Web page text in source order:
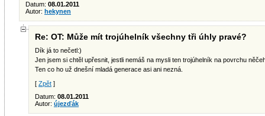
Datum: 08.01.2011
Autor: hekynen
Re: OT: Může mít trojúhelník všechny tři úhly pravé?
Dík já to nečetl:)
Jen jsem si chtěl upřesnit, jestli nemáš na mysli ten trojúhelník na povrchu
Ten co ho už dnešní mladá generace asi ani nezná.
[ Zpět ]
Datum: 08.01.2011
Autor: újezďák